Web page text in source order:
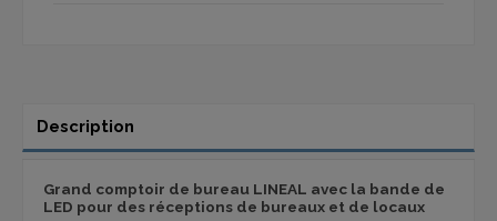
Description
Grand comptoir de bureau LINEAL avec la bande de
LED pour des réceptions de bureaux et de locaux